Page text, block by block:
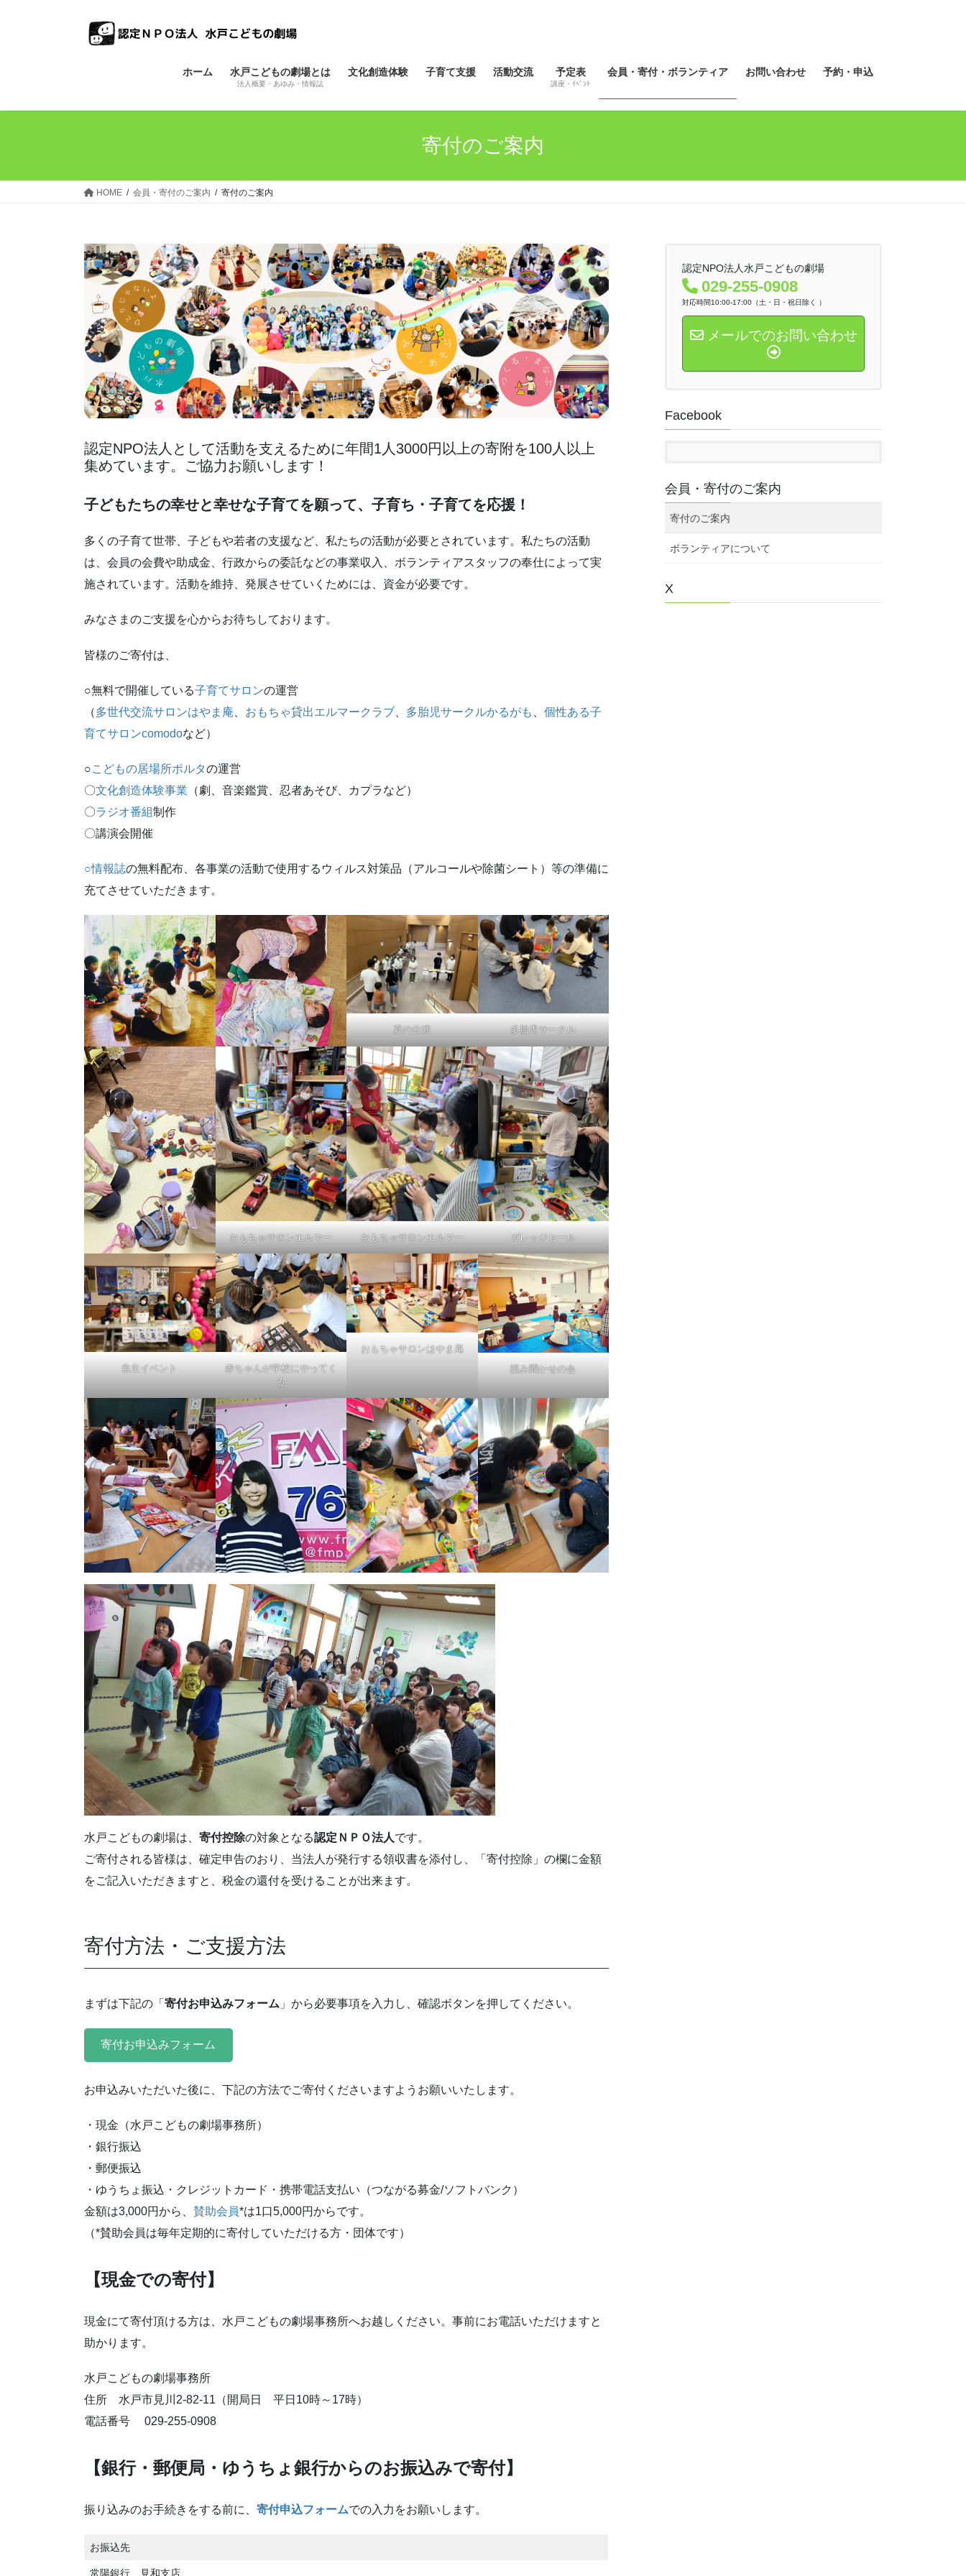
ス
ン
ホーム 水戸こどもの劇場とは
法人概要・あゆみ・情報誌
文化創造体験 子育て支援 活動交流 予定表
講座・ｲﾍﾞﾝﾄ
会員・寄付・ボランティア お問い合わせ 予約・申込
寄付のご案内
HOME 会員・寄付のご案内 寄付のご案内
認定NPO法人として活動を支えるために年間1人3000円以上の寄附を100人以上
集めています。ご協力お願いします！
子どもたちの幸せと幸せな子育てを願って、子育ち・子育てを応援！
多くの子育て世帯、子どもや若者の支援など、私たちの活動が必要とされています。私たちの活動
は、会員の会費や助成金、行政からの委託などの事業収入、ボランティアスタッフの奉仕によって実
施されています。活動を維持、発展させていくためには、資金が必要です。
みなさまのご支援を心からお待ちしております。
皆様のご寄付は、
○無料で開催している子育てサロンの運営
（多世代交流サロンはやま庵 おもちゃ貸出エルマークラブ 多胎児サークルかるがも
個性ある子
育てサロンcomodoなど）
○こどもの居場所ポルタの運営
〇文化創造体験事業 （劇、音楽鑑賞、忍者あそび、カプラなど）
〇ラジオ番組制作
〇講演会開催
○情報誌の無料配布、各事業の活動で使用するウィルス対策品（アルコールや除菌シート）等の準備に
充てさせていただきます。
夏の公演 多胎児サークル
おもちゃサロンエルマー おもちゃサロンエルマー ガレッジセール
自主イベント
赤ちゃんが学校にやってく
る
おもちゃサロンはやま庵
読み聞かせの会
水戸こどもの劇場は、 寄付控除の対象となる認定ＮＰＯ法人です。
ご寄付される皆様は、確定申告のおり、当法人が発行する領収書を添付し、「寄付控除」の欄に金額
をご記入いただきますと、税金の還付を受けることが出来ます。
寄付方法・ご支援方法
まずは下記の「 寄付お申込みフォーム 」から必要事項を入力し、確認ボタンを押してください。
寄付お申込みフォーム
お申込みいただいた後に、下記の方法でご寄付くださいますようお願いいたします。
・現金（水戸こどもの劇場事務所）
・銀行振込
・郵便振込
・ゆうちょ振込・クレジットカード・携帯電話支払い（つながる募金/ソフトバンク）
金額は3,000円から、 賛助会員*は1口5,000円からです。
（*賛助会員は毎年定期的に寄付していただける方・団体です）
【現金での寄付】
現金にて寄付頂ける方は、水戸こどもの劇場事務所へお越しください。事前にお電話いただけますと
助かります。
水戸こどもの劇場事務所
住所 水戸市見川2-82-11（開局日 平日10時～17時）
電話番号 029-255-0908
【銀行・郵便局・ゆうちょ銀行からのお振込みで寄付】
振り込みのお手続きをする前に、 寄付申込フォームでの入力をお願いします。
お振込先
常陽銀行 見和支店
認定NPO法人水戸こどもの劇場
029-255-0908
対応時間10:00-17:00（土・日・祝日除く ）
メールでのお問い合わせ
Facebook
会員・寄付のご案内
寄付のご案内
ボランティアについて
X